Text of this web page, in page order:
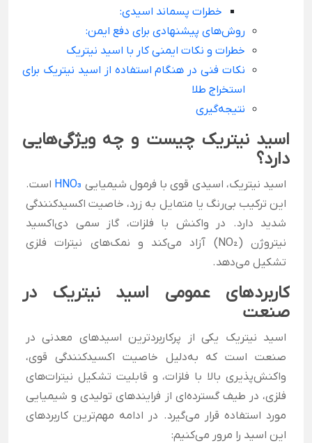
خطرات پسماند اسیدی:
روش‌های پیشنهادی برای دفع ایمن:
خطرات و نکات ایمنی کار با اسید نیتریک
نکات فنی در هنگام استفاده از اسید نیتریک برای
استخراج طلا
نتیجه‌گیری
اسید نیتریک چیست و چه ویژگی‌هایی
دارد؟
اسید نیتریک، اسیدی قوی با فرمول شیمیایی HNO₃ است.
این ترکیب بی‌رنگ یا متمایل به زرد، خاصیت اکسیدکنندگی
شدید دارد. در واکنش با فلزات، گاز سمی دی‌اکسید
نیتروژن (NO₂) آزاد می‌کند و نمک‌های نیترات فلزی
تشکیل می‌دهد.
کاربردهای عمومی اسید نیتریک در
صنعت
اسید نیتریک یکی از پرکاربردترین اسیدهای معدنی در
صنعت است که به‌دلیل خاصیت اکسیدکنندگی قوی،
واکنش‌پذیری بالا با فلزات، و قابلیت تشکیل نیترات‌های
فلزی، در طیف گسترده‌ای از فرایندهای تولیدی و شیمیایی
مورد استفاده قرار می‌گیرد. در ادامه مهم‌ترین کاربردهای
این اسید را مرور می‌کنیم: